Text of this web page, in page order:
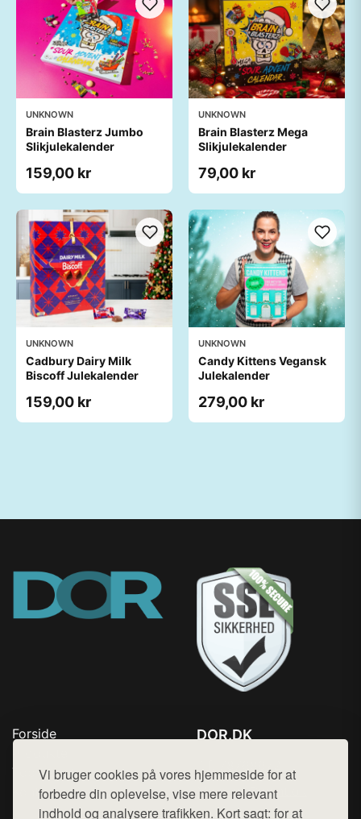
Vi bruger cookies på vores hjemmeside for at
forbedre din oplevelse, vise mere relevant
indhold og analysere trafikken. Kort sagt: for at
UNKNOWN
Brain Blasterz Jumbo
Slikjulekalender
159,00 kr
UNKNOWN
Brain Blasterz Mega
Slikjulekalender
79,00 kr
UNKNOWN
Cadbury Dairy Milk
Biscoff Julekalender
159,00 kr
UNKNOWN
Candy Kittens Vegansk
Julekalender
279,00 kr
Forside
Top Rabatter
Kontakt
DOR.DK
Mail: hej@want.dk